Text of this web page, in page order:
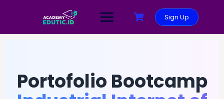
Sign Up
Portofolio Bootcamp